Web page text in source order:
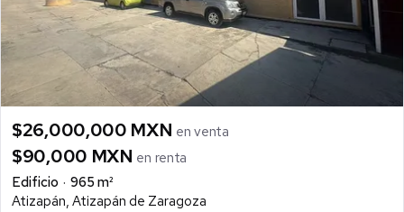
$26,000,000 MXN en venta
$90,000 MXN en renta
Edificio
965 m²
Atizapán, Atizapán de Zaragoza